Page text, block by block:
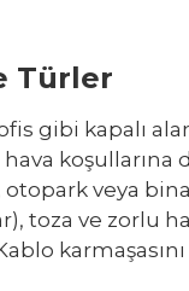
Türler
gibi kapalı
koşullarına
otopark veya
ve zorlu